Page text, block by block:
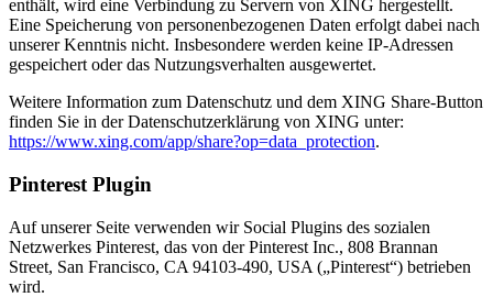
enthält, wird eine Verbindung zu Servern von XING hergestellt.
Eine Speicherung von personenbezogenen Daten erfolgt dabei nach
unserer Kenntnis nicht. Insbesondere werden keine IP-Adressen
gespeichert oder das Nutzungsverhalten ausgewertet.
Weitere Information zum Datenschutz und dem XING Share-Button
finden Sie in der Datenschutzerklärung von XING unter:
https://www.xing.com/app/share?op=data_protection.
Pinterest Plugin
Auf unserer Seite verwenden wir Social Plugins des sozialen
Netzwerkes Pinterest, das von der Pinterest Inc., 808 Brannan
Street, San Francisco, CA 94103-490, USA („Pinterest“) betrieben
wird.